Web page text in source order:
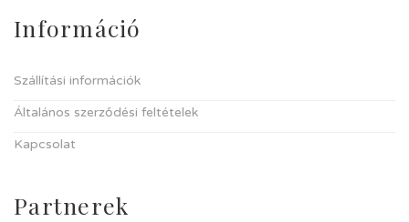
Információ
Szállítási információk
Általános szerződési feltételek
Kapcsolat
Partnerek